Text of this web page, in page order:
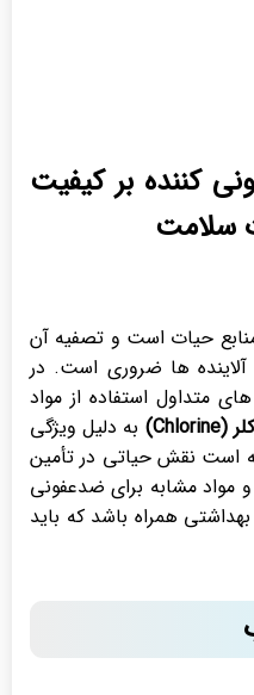
کننده بر کیفیت
سلامت
حیات است و تصفیه آن
ها ضروری است. در
متداول استفاده از مواد
کلر (Chlorine)
به دلیل ویژگی
است نقش حیاتی در تأمین
مواد مشابه برای ضدعفونی
همراه باشد که باید